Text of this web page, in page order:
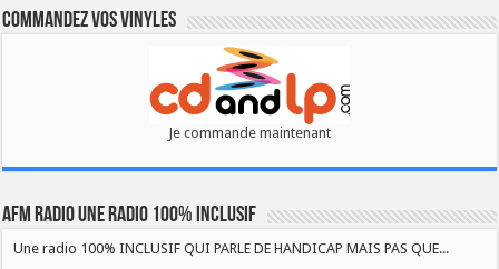
Commandez vos vinyles
Je commande maintenant
AFM RADIO UNE RADIO 100% INCLUSIF
Une radio 100% INCLUSIF QUI PARLE DE HANDICAP MAIS PAS QUE...